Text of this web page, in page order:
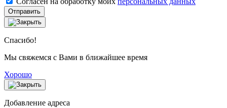
Отправить
Спасибо!
Мы свяжемся с Вами в ближайшее время
Хорошо
Добавление адреса